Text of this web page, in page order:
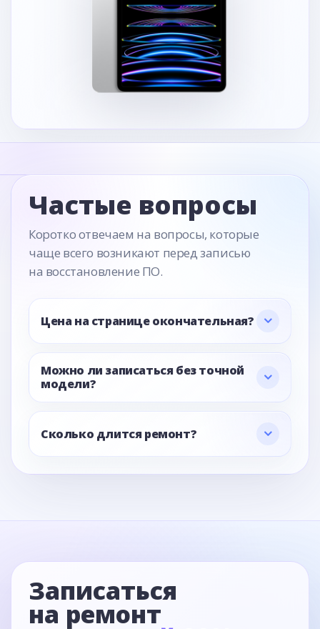
Частые вопросы
Коротко отвечаем на вопросы, которые
чаще всего возникают перед записью
на восстановление ПО.
Цена на странице окончательная?
Можно ли записаться без точной
модели?
Сколько длится ремонт?
Записаться
на ремонт